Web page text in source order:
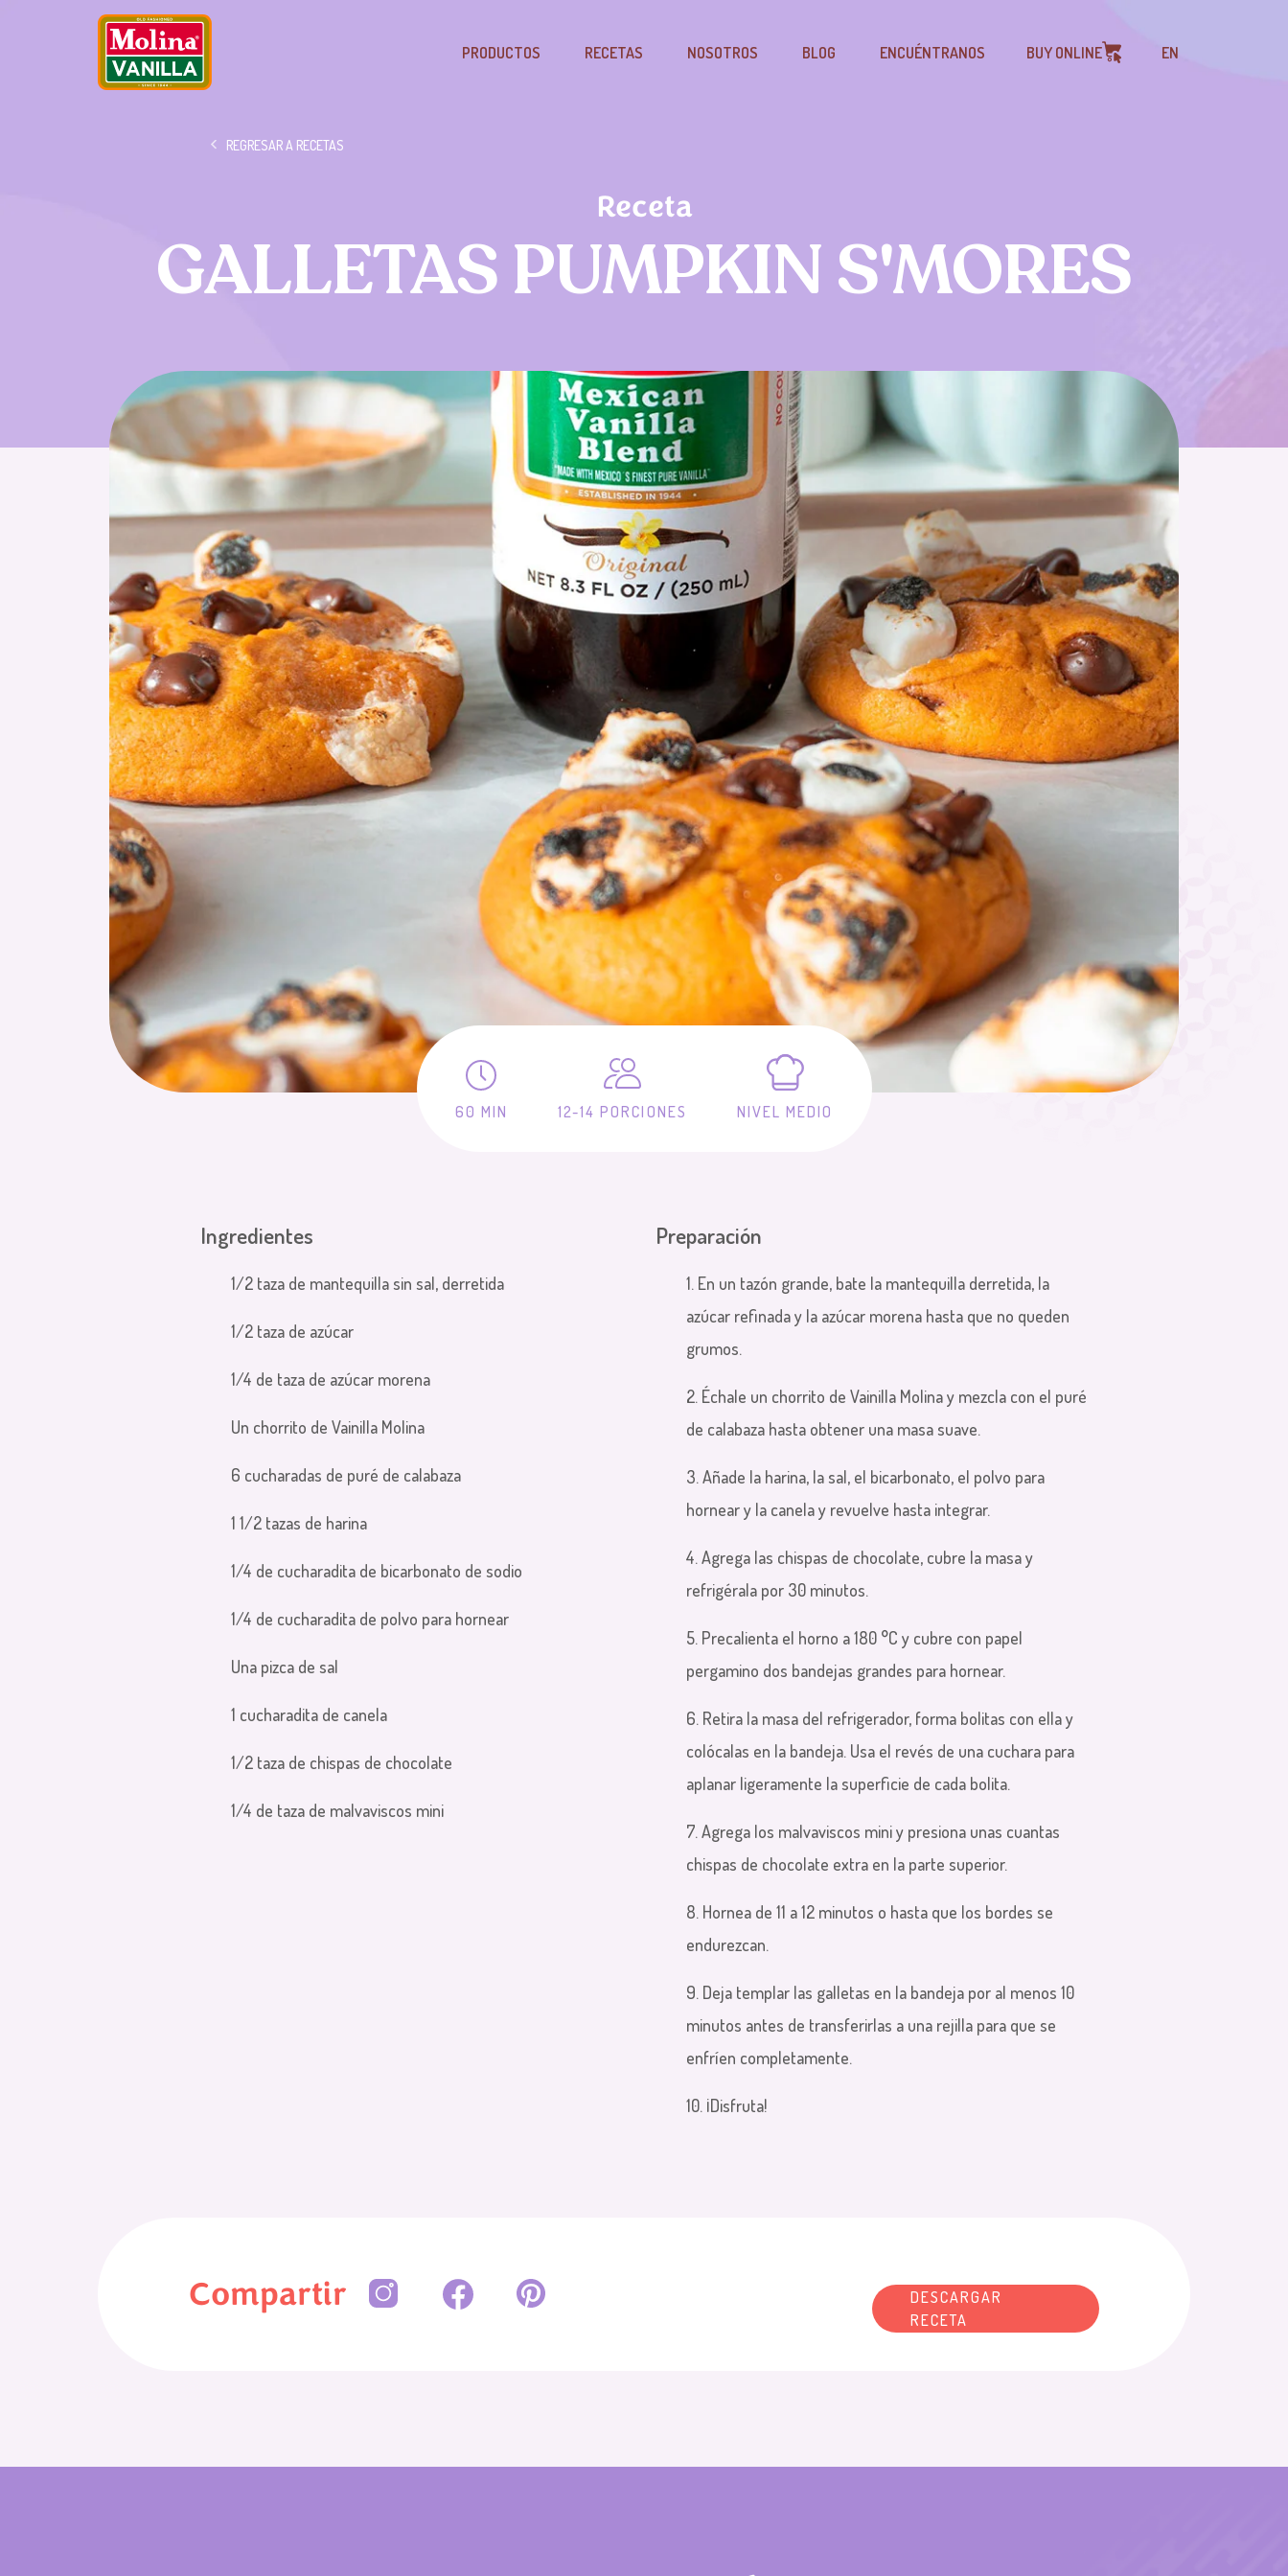
PRODUCTOS RECETAS NOSOTROS BLOG ENCUÉNTRANOS BUY ONLINE EN
REGRESAR A RECETAS
Receta
GALLETAS PUMPKIN S'MORES
60 MIN 12-14 PORCIONES NIVEL MEDIO
Ingredientes
1/2 taza de mantequilla sin sal, derretida
1/2 taza de azúcar
1/4 de taza de azúcar morena
Un chorrito de Vainilla Molina
6 cucharadas de puré de calabaza
1 1/2 tazas de harina
1/4 de cucharadita de bicarbonato de sodio
1/4 de cucharadita de polvo para hornear
Una pizca de sal
1 cucharadita de canela
1/2 taza de chispas de chocolate
1/4 de taza de malvaviscos mini
Preparación
1. En un tazón grande, bate la mantequilla derretida, la
azúcar refinada y la azúcar morena hasta que no queden
grumos.
2. Échale un chorrito de Vainilla Molina y mezcla con el puré
de calabaza hasta obtener una masa suave.
3. Añade la harina, la sal, el bicarbonato, el polvo para
hornear y la canela y revuelve hasta integrar.
4. Agrega las chispas de chocolate, cubre la masa y
refrigérala por 30 minutos.
5. Precalienta el horno a 180 °C y cubre con papel
pergamino dos bandejas grandes para hornear.
6. Retira la masa del refrigerador, forma bolitas con ella y
colócalas en la bandeja. Usa el revés de una cuchara para
aplanar ligeramente la superficie de cada bolita.
7. Agrega los malvaviscos mini y presiona unas cuantas
chispas de chocolate extra en la parte superior.
8. Hornea de 11 a 12 minutos o hasta que los bordes se
endurezcan.
9. Deja templar las galletas en la bandeja por al menos 10
minutos antes de transferirlas a una rejilla para que se
enfríen completamente.
10. ¡Disfruta!
Compartir
DESCARGAR
RECETA